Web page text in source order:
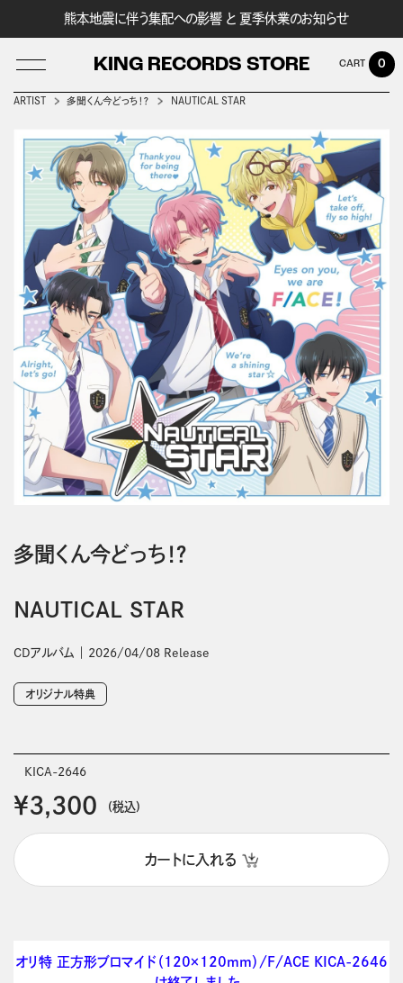
熊本地震に伴う集配への影響 と 夏季休業のお知らせ
KING RECORDS STORE
LOG IN
0
ARTIST 多聞くん今どっち！？ NAUTICAL STAR
多聞くん今どっち！？
NAUTICAL STAR
CDアルバム 2026/04/08 Release
オリジナル特典
KICA-2646
￥3,300 (税込)
カートに入れる
オリ特 正方形ブロマイド（120×120mm）/F/ACE KICA-2646